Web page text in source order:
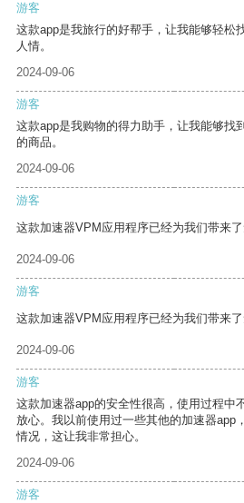
游客
这款app是我旅行的好帮手，让我能够轻松
人情。
2024-09-06
游客
这款app是我购物的得力助手，让我能够找
的商品。
2024-09-06
游客
这款加速器VPM应用程序已经为我们带来了
2024-09-06
游客
这款加速器VPM应用程序已经为我们带来了
2024-09-06
游客
这款加速器app的安全性很高，使用过程中
放心。我以前使用过一些其他的加速器app
情况，这让我非常担心。
2024-09-06
游客